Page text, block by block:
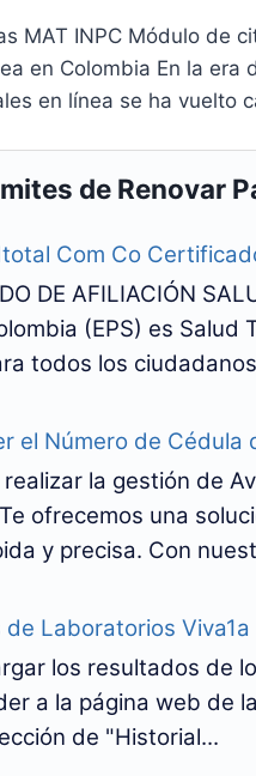
MAT INPC Módulo de
en Colombia En la era
en línea se ha vuelto
de Renovar
Com Co
DE AFILIACIÓN
(EPS) es
todos los
el Número de Cédula
la gestión de
ofrecemos una
y precisa. Con
Laboratorios Viva1a
los resultados de
a la página web de
de "Historial...